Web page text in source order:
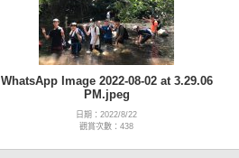
WhatsApp Image 2022-08-02 at 3.29.06
PM.jpeg
日期：2022/8/22
觀賞次數：438